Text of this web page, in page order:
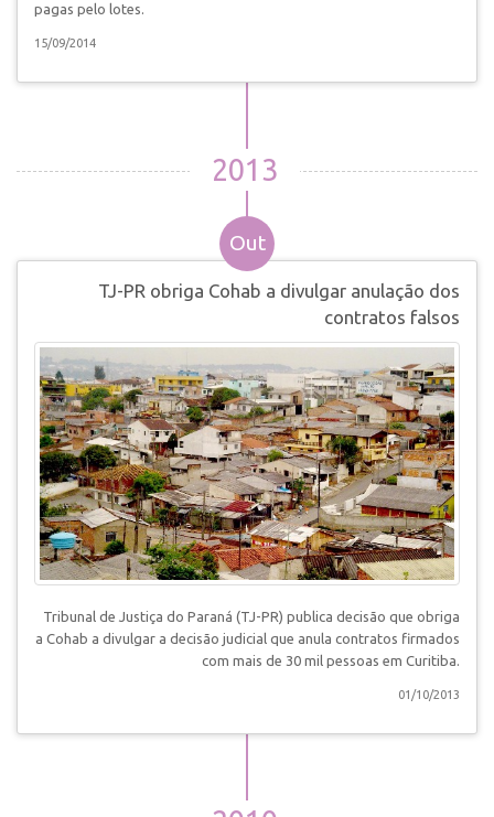
pagas pelo lotes.
15/09/2014
2013
Out
TJ-PR obriga Cohab a divulgar anulação dos
contratos falsos
Tribunal de Justiça do Paraná (TJ-PR) publica decisão que obriga
a Cohab a divulgar a decisão judicial que anula contratos firmados
com mais de 30 mil pessoas em Curitiba.
01/10/2013